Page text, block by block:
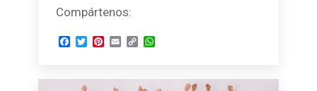
Compártenos:
Facebook
TwitterPinterest
EmailCopyWhatsApp